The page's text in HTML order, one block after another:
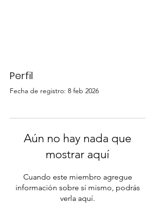
Perfil
Fecha de registro: 8 feb 2026
Aún no hay nada que
mostrar aquí
Cuando este miembro agregue
información sobre sí mismo, podrás
verla aquí.